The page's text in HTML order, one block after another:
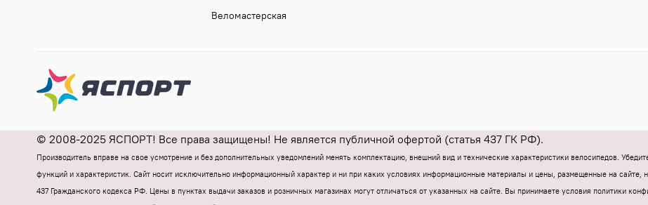
Веломастерская
© 2008-2025 ЯСПОРТ! Все права защищены! Не является публичной офертой (статья 437 ГК РФ).
Производитель вправе на свое усмотрение и без дополнительных уведомлений менять комплектацию, внешний вид и технические характеристики велосипедов.
функций и характеристик. Cайт носит исключительно информационный характер и ни при каких условиях информационные материалы и цены, размещенные на
437 Гражданского кодекса РФ. Цены в пунктах выдачи заказов и розничных магазинах могут отличаться от указанных на сайте. Вы принимаете условия политики